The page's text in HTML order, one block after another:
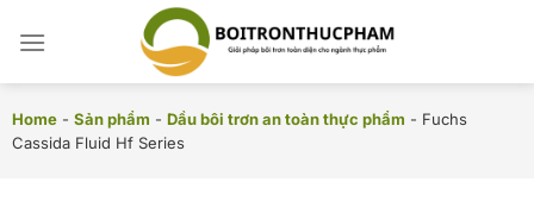
đến
Home - Sản phẩm - Dầu bôi trơn an toàn thực phẩm - Fuchs
Cassida Fluid Hf Series